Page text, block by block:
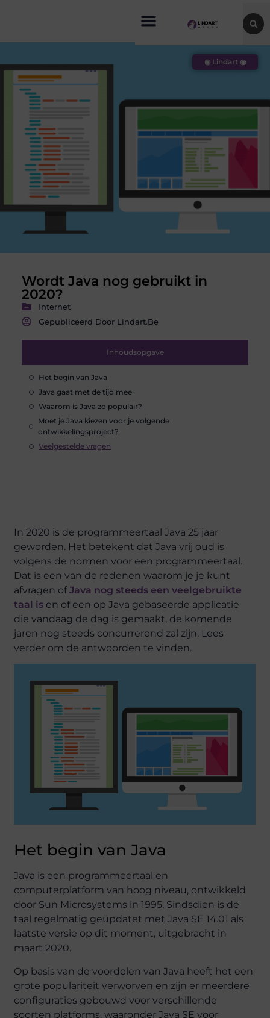
Wordt Java nog gebruikt in
2020?
Internet
Gepubliceerd Door Lindart.be
Inhoudsopgave
Het begin van Java
Java gaat met de tijd mee
Waarom is Java zo populair?
Moet je Java kiezen voor je volgende
ontwikkelingsproject?
Veelgestelde vragen
◉ Lindart ◉
In 2020 is de programmeertaal Java 25 jaar
geworden. Het betekent dat Java vrij oud is
volgens de normen voor een programmeertaal.
Dat is een van de redenen waarom je je kunt
afvragen ofJava nog steeds een veelgebruikte
taal is en of een op Java gebaseerde applicatie
die vandaag de dag is gemaakt, de komende
jaren nog steeds concurrerend zal zijn. Lees
verder om de antwoorden te vinden.
Het begin van Java
Java is een programmeertaal en
computerplatform van hoog niveau, ontwikkeld
door Sun Microsystems in 1995. Sindsdien is de
taal regelmatig geüpdatet met Java SE 14.01 als
laatste versie op dit moment, uitgebracht in
maart 2020.
Op basis van de voordelen van Java heeft het een
grote populariteit verworven en zijn er meerdere
configuraties gebouwd voor verschillende
soorten platforms, waaronder Java SE voor